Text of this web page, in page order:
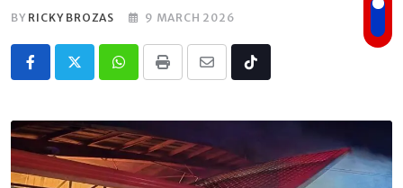
BY RICKY BROZAS 9 MARCH 2026
Whatsapp
Print
Share
Email
Tiktok